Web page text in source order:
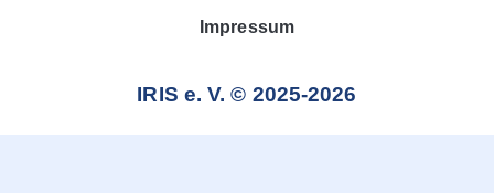
Impressum
IRIS e. V. © 2025-2026